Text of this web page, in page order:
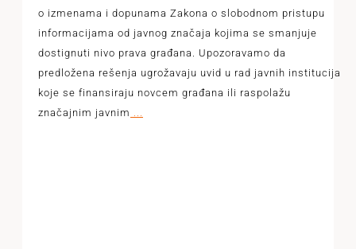
o izmenama i dopunama Zakona o slobodnom pristupu
informacijama od javnog značaja kojima se smanjuje
dostignuti nivo prava građana. Upozoravamo da
predložena rešenja ugrožavaju uvid u rad javnih institucija
koje se finansiraju novcem građana ili raspolažu
značajnim javnim ...